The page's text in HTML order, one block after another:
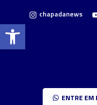
Barra de Ferramentas Aberta
chapadanews
ENTRE EM